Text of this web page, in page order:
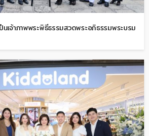
ป็นเจ้าภาพพระพิธีธรรมสวดพระอภิธรรมพระบรม